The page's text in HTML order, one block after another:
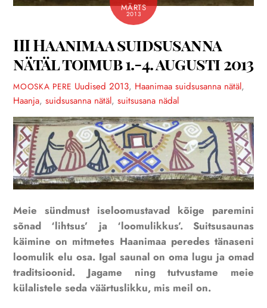
MÄRTS
2013
III Haanimaa suidsusanna
nätäl toimub 1.-4. augusti 2013
MOOSKA PERE Uudised 2013, Haanimaa suidsusanna nätäl,
Haanja,suidsusanna nätäl,suitsusana nädal
Meie sündmust iseloomustavad kõige paremini
sõnad ‘lihtsus’ ja ‘loomulikkus’. Suitsusaunas
käimine on mitmetes Haanimaa peredes tänaseni
loomulik elu osa. Igal saunal on oma lugu ja omad
traditsioonid. Jagame ning tutvustame meie
külalistele seda väärtuslikku, mis meil on.